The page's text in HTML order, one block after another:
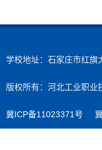
学校地址：石家庄市红
版权所有：河北工业职业
冀ICP备11023371号